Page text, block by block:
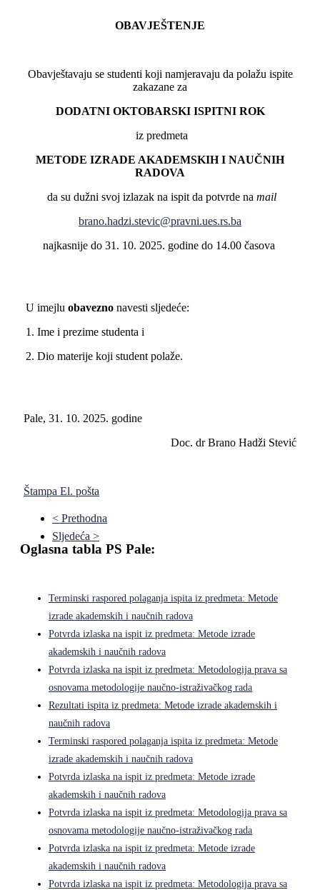
OBAVJEŠTENJE
Obavještavaju se studenti koji namjeravaju da polažu ispite
zakazane za
DODATNI OKTOBARSKI ISPITNI ROK
iz predmeta
METODE IZRADE AKADEMSKIH I NAUČNIH
RADOVA
da su dužni svoj izlazak na ispit da potvrde na mail
brano.hadzi.stevic@pravni.ues.rs.ba
najkasnije do 31. 10. 2025. godine do 14.00 časova
U imejlu obavezno navesti sljedeće:
1. Ime i prezime studenta i
2. Dio materije koji student polaže.
Pale, 31. 10. 2025. godine
Doc. dr Brano Hadži Stević
Štampa El. pošta
< Prethodna
Sljedeća >
Oglasna tabla PS Pale:
Terminski raspored polaganja ispita iz predmeta: Metode
izrade akademskih i naučnih radova
Potvrda izlaska na ispit iz predmeta: Metode izrade
akademskih i naučnih radova
Potvrda izlaska na ispit iz predmeta: Metodologija prava sa
osnovama metodologije naučno-istraživačkog rada
Rezultati ispita iz predmeta: Metode izrade akademskih i
naučnih radova
Terminski raspored polaganja ispita iz predmeta: Metode
izrade akademskih i naučnih radova
Potvrda izlaska na ispit iz predmeta: Metode izrade
akademskih i naučnih radova
Potvrda izlaska na ispit iz predmeta: Metodologija prava sa
osnovama metodologije naučno-istraživačkog rada
Potvrda izlaska na ispit iz predmeta: Metode izrade
akademskih i naučnih radova
Potvrda izlaska na ispit iz predmeta: Metodologija prava sa